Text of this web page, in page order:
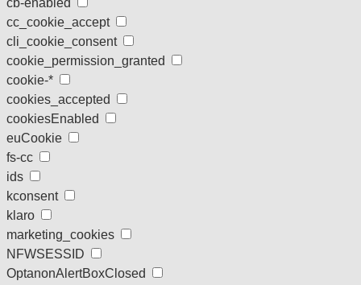
cb-enabled
cc_cookie_accept
cli_cookie_consent
cookie_permission_granted
cookie-*
cookies_accepted
cookiesEnabled
euCookie
fs-cc
ids
kconsent
klaro
marketing_cookies
NFWSESSID
OptanonAlertBoxClosed